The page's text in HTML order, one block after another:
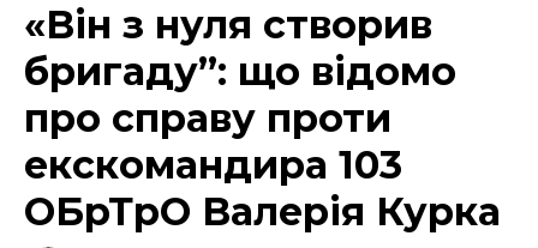
«Він з нуля створив
бригаду”: що відомо
про справу проти
екскомандира 103
ОБрТрО Валерія Курка